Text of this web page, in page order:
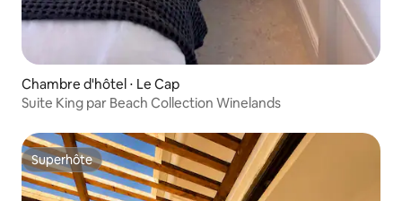
Chambre d'hôtel ⋅ Le Cap
Suite King par Beach Collection Winelands
Superhôte
Superhôte